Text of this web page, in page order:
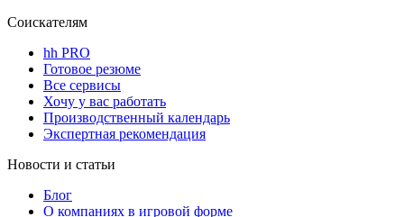
Соискателям
hh PRO
Готовое резюме
Все сервисы
Хочу у вас работать
Производственный календарь
Экспертная рекомендация
Новости и статьи
Блог
О компаниях в игровой форме